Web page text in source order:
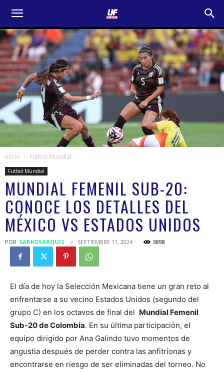
Inicio Futbol Mundial
Futbol Mundial
MUNDIAL FEMENIL SUB-20:
CONOCE LOS DETALLES DEL
MÉXICO VS ESTADOS UNIDOS
POR SARKOSARQUIS SEPTIEMBRE 11, 2024 3898
El día de hoy la Selección Mexicana tiene un gran reto al
enfrentarse a su vecino Estados Unidos (segundo del
grupo C) en los octavos de final del Mundial Femenil
Sub-20 de Colombia. En su última participación, el
equipo dirigido por Ana Galindo tuvo momentos de
angustia después de perder contra las anfitrionas y
encontrarse en riesgo de ser eliminadas del torneo. No